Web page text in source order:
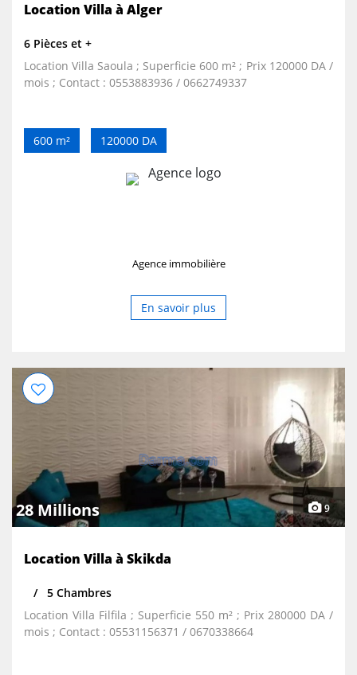
Location Villa à Alger
6 Pièces et +
Location Villa Saoula ; Superficie 600 m² ; Prix 120000 DA /
mois ; Contact : 0553883936 / 0662749337
600 m² 120000 DA
Agence immobilière
En savoir plus
28 Millions 9
Location Villa à Skikda
5 Chambres
Location Villa Filfila ; Superficie 550 m² ; Prix 280000 DA /
mois ; Contact : 05531156371 / 0670338664